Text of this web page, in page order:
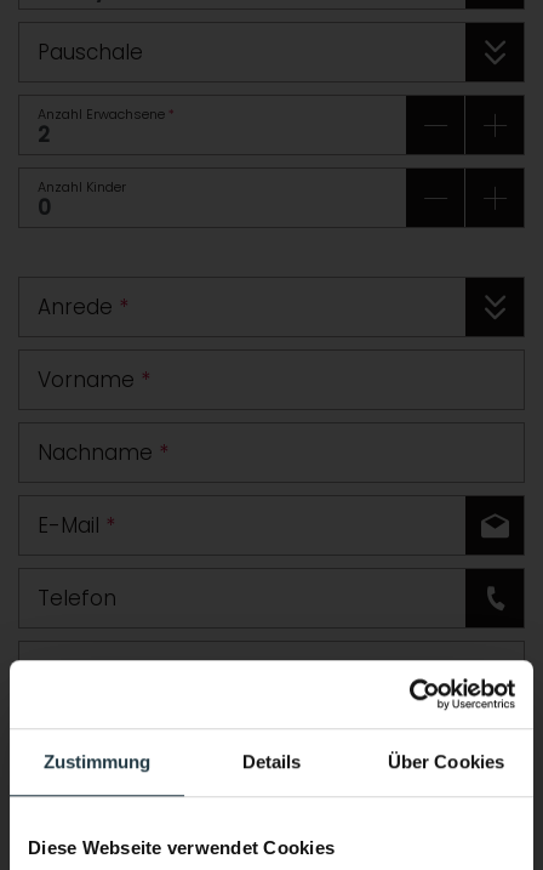
Zustimmung Details Über Cookies
Diese Webseite verwendet Cookies
Pauschale
Anzahl Erwachsene *
Anzahl Kinder
Anrede *
Vorname *
Nachname *
E-Mail *
Telefon
Straße